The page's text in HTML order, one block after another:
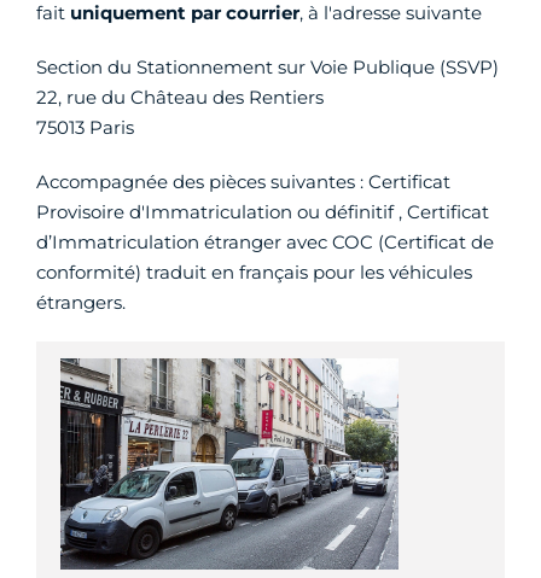
fait uniquement par courrier, à l'adresse suivante
Section du Stationnement sur Voie Publique (SSVP)
22, rue du Château des Rentiers
75013 Paris
Accompagnée des pièces suivantes : Certificat
Provisoire d'Immatriculation ou définitif , Certificat
d’Immatriculation étranger avec COC (Certificat de
conformité) traduit en français pour les véhicules
étrangers.